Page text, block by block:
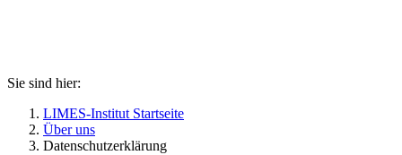
Sie sind hier:
LIMES-Institut Startseite
Über uns
Datenschutzerklärung